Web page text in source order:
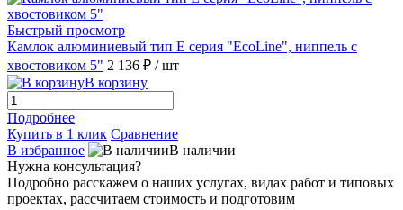
Быстрый просмотр
Камлок алюминиевый тип E серия "EcoLine", ниппель с
хвостовиком 5" 2 136 ₽ / шт
В корзину
Подробнее
Купить в 1 клик Сравнение
В избранное
В наличии
Нужна консультация?
Подробно расскажем о наших услугах, видах работ и типовых
проектах, рассчитаем стоимость и подготовим